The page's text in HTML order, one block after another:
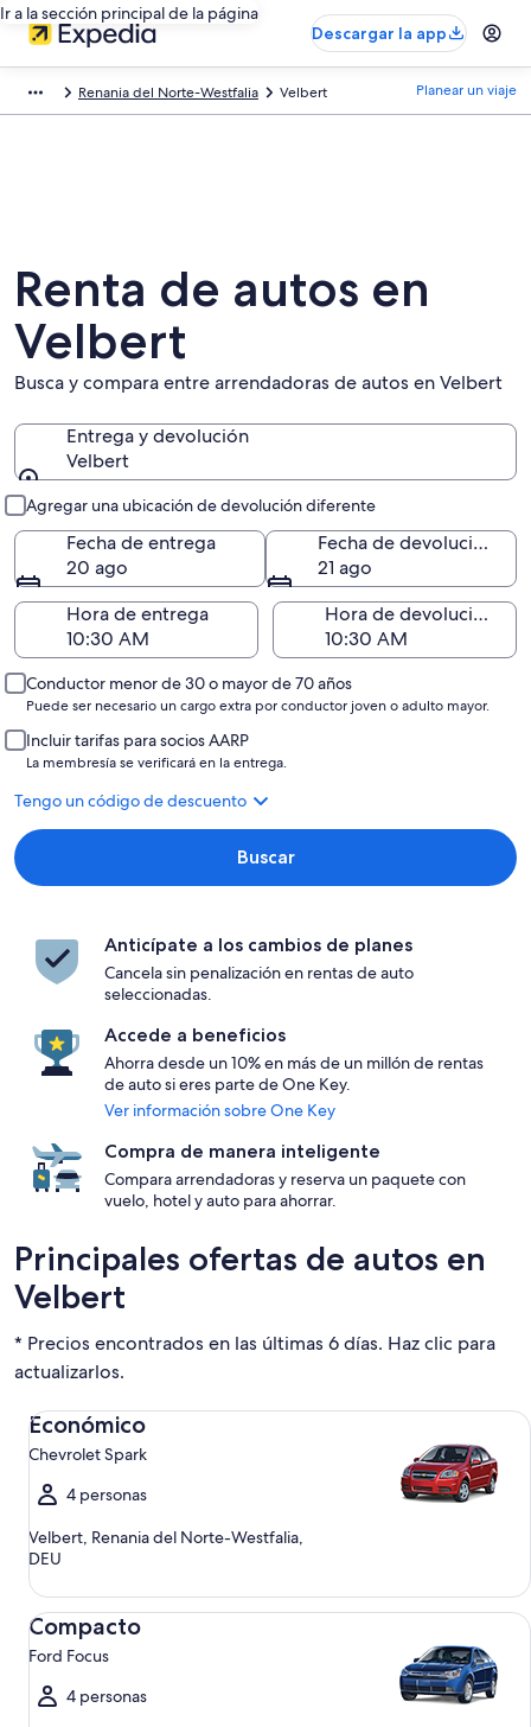
Ir a la sección principal de la página
Descargar la app
Renania del Norte-Westfalia Velbert Planear un viaje
Renta de autos en
Velbert
Busca y compara entre arrendadoras de autos en Velbert
Entrega y devolución
Velbert
Agregar una ubicación de devolución diferente
Fecha de entrega
20 ago
Fecha de devolución
21 ago
Hora de entrega
Hora de devolución
Conductor menor de 30 o mayor de 70 años
Puede ser necesario un cargo extra por conductor joven o adulto mayor.
Incluir tarifas para socios AARP
La membresía se verificará en la entrega.
Tengo un código de descuento
Buscar
Anticípate a los cambios de planes
Cancela sin penalización en rentas de auto
seleccionadas.
Accede a beneficios
Ahorra desde un 10% en más de un millón de rentas
de auto si eres parte de One Key.
Ver información sobre One Key
Compra de manera inteligente
Compara arrendadoras y reserva un paquete con
vuelo, hotel y auto para ahorrar.
Principales ofertas de autos en
Velbert
* Precios encontrados en las últimas 6 días. Haz clic para
actualizarlos.
Económico
Chevrolet Spark
4 personas
Velbert, Renania del Norte-Westfalia,
DEU
Económico Chevrolet Spark
Compacto
Ford Focus
4 personas
Compacto Ford Focus